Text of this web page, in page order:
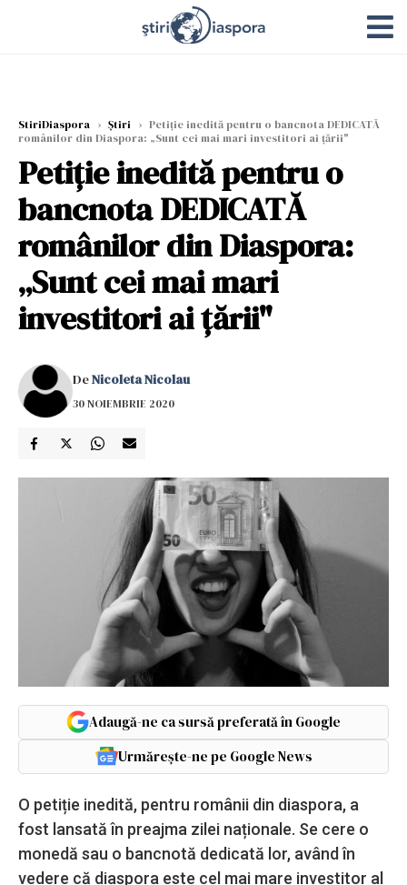
StiriDiaspora › Știri › Petiție inedită pentru o bancnota DEDICATĂ
românilor din Diaspora: „Sunt cei mai mari investitori ai țării"
Petiție inedită pentru o
bancnota DEDICATĂ
românilor din Diaspora:
„Sunt cei mai mari
investitori ai țării"
DeNicoleta Nicolau
30 NOIEMBRIE 2020
Adaugă-ne ca sursă preferată în Google
Urmărește-ne pe Google News
O petiție inedită, pentru românii din diaspora, a
fost lansată în preajma zilei naționale. Se cere o
monedă sau o bancnotă dedicată lor, având în
vedere că diaspora este cel mai mare investitor al